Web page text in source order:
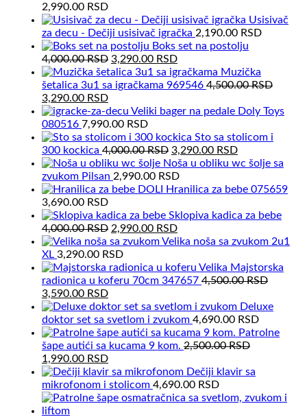
2,990.00 RSD
Usisivač
za decu - Dečiji usisivač igračka 2,190.00 RSD
Boks set na postolju
4,000.00RSD Original
price
was:
3,290.00 RSDCurrent
price
is:
Muzička
šetalica 3u1 sa igračkama 969546 4,500.00RSD
Original
price
was:
4,500.00 RSD.
3,290.00 RSDCurrent
price
is:
3,290.00 RSD.
Veliki bager na pedale Doly Toys
080516 7,990.00 RSD
Sto sa stolicom i
300 kockica 4,000.00RSD Original
price
was:
4,000.00 RSD.
3,290.00 RSDCurrent
price
3,290.00 RSD.
Noša u obliku wc šolje sa
zvukom Pilsan 2,990.00 RSD
Hranilica za bebe 075659
3,690.00 RSD
Sklopiva kadica za bebe
4,000.00RSD Original
price
was:
4,000.00 RSD.
2,990.00 RSDCurrent
price
2,990.00 RSD.
Velika noša sa zvukom 2u1
XL 3,290.00 RSD
Velika Majstorska
radionica u koferu 70cm 347657 4,500.00RSD
Original
price
was:
4,500.00 RSD.
3,590.00 RSDCurrent
price
is:
3,590.00 RSD.
Deluxe
doktor set sa svetlom i zvukom 4,690.00 RSD
Patrolne
šape autići sa kucama 9 kom. 2,500.00RSD
Original
price
was:
2,500.00 RSD.
1,990.00 RSDCurrent
price
is:
1,990.00 RSD.
Dečiji klavir sa
mikrofonom i stolicom 4,690.00 RSD